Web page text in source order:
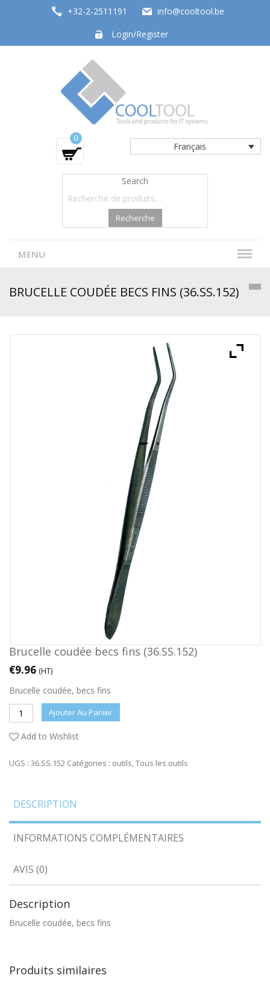
+32-2-2511191
info@cooltool.be
Login/Register
Tools and products for office systems
Français
0
Search
Recherche
MENU
BRUCELLE COUDÉE BECS FINS (36.SS.152)
Brucelle coudée becs fins (36.SS.152)
€9.96 (HT)
Brucelle coudée, becs fins
Ajouter Au Panier
Add to Wishlist
UGS : 36.SS.152 Catégories : outils,Tous les outils
DESCRIPTION
INFORMATIONS COMPLÉMENTAIRES
AVIS (0)
Description
Brucelle coudée, becs fins
Produits similaires